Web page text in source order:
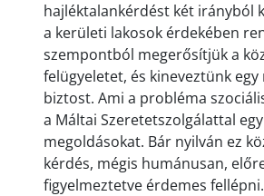
hajléktalankérdést két irányból
a kerületi lakosok érdekében
szempontból megerősítjük a
felügyeletet, és kineveztünk
biztost. Ami a probléma
a Máltai Szeretetszolgálattal
megoldásokat. Bár nyilván ez
kérdés, mégis humánusan,
figyelmeztetve érdemes